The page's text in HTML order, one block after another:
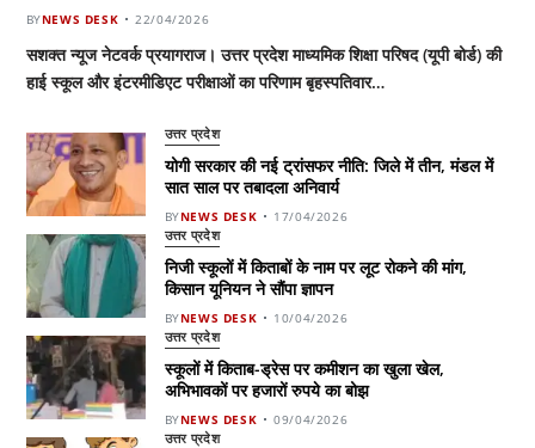
BYNEWS DESK 22/04/2026
सशक्त न्यूज नेटवर्क प्रयागराज। उत्तर प्रदेश माध्यमिक शिक्षा परिषद (यूपी बोर्ड) की
हाई स्कूल और इंटरमीडिएट परीक्षाओं का परिणाम बृहस्पतिवार…
उत्तर प्रदेश
योगी सरकार की नई ट्रांसफर नीति: जिले में तीन, मंडल में
सात साल पर तबादला अनिवार्य
BYNEWS DESK 17/04/2026
उत्तर प्रदेश
निजी स्कूलों में किताबों के नाम पर लूट रोकने की मांग,
किसान यूनियन ने सौंपा ज्ञापन
BYNEWS DESK 10/04/2026
उत्तर प्रदेश
स्कूलों में किताब-ड्रेस पर कमीशन का खुला खेल,
अभिभावकों पर हजारों रुपये का बोझ
BYNEWS DESK 09/04/2026
उत्तर प्रदेश